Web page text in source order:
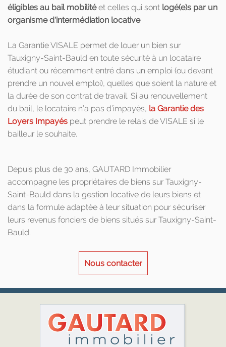
éligibles au bail mobilitéet celles qui sont logé(e)s par un
organisme d'intermédiation locative
La Garantie VISALE permet de louer un bien sur
Tauxigny-Saint-Bauld en toute sécurité à un locataire
étudiant ou récemment entré dans un emploi (ou devant
prendre un nouvel emploi), quelles que soient la nature et
la durée de son contrat de travail. Si au renouvellement
du bail, le locataire n’a pas d’impayés, la Garantie des
Loyers Impayés peut prendre le relais de VISALE si le
bailleur le souhaite.
Depuis plus de 30 ans, GAUTARD Immobilier
accompagne les propriétaires de biens sur Tauxigny-
Saint-Bauld dans la gestion locative de leurs biens et
dans la formule adaptée à leur situation pour sécuriser
leurs revenus fonciers de biens situés sur Tauxigny-Saint-
Bauld.
Nous contacter